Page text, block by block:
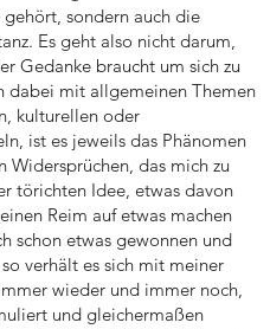
sondern auch die
Es geht also nicht darum,
Gedanke braucht um sich zu
dabei mit allgemeinen Themen
kulturellen oder
ist es jeweils das Phänomen
Widersprüchen, das mich zu
törichten Idee, etwas davon
Reim auf etwas machen
schon etwas gewonnen und
verhält es sich mit meiner
wieder und immer noch,
und gleichermaßen